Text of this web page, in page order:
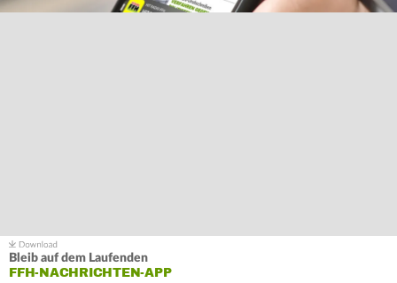
Bleib auf dem Laufenden
FFH-NACHRICHTEN-APP